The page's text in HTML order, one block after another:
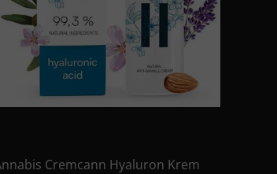
Cremcann Hyaluron Krem